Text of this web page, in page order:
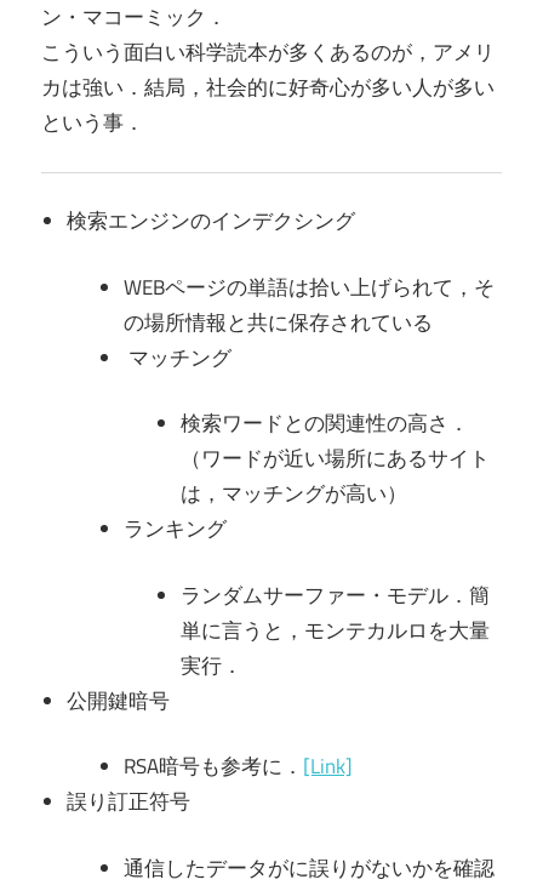
ン・マコーミック．
こういう面白い科学読本が多くあるのが，アメリ
カは強い．結局，社会的に好奇心が多い人が多い
という事．
検索エンジンのインデクシング
WEBページの単語は拾い上げられて，そ
の場所情報と共に保存されている
マッチング
検索ワードとの関連性の高さ．
（ワードが近い場所にあるサイト
は，マッチングが高い）
ランキング
ランダムサーファー・モデル．簡
単に言うと，モンテカルロを大量
実行．
公開鍵暗号
RSA暗号も参考に． [Link]
誤り訂正符号
通信したデータがに誤りがないかを確認